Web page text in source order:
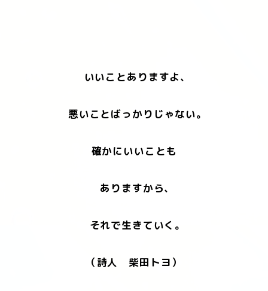
いいことありますよ、
悪いことばっかりじゃない。
確かにいいことも
ありますから、
それで生きていく。
（詩人 柴田トヨ）